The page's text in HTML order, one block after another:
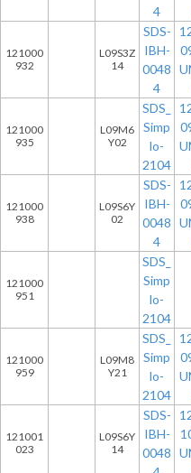
4
121000
932
L09S3Z
14
SDS-
IBH-
0048
4
121000
935
L09M6
Y02
SDS_
Simp
lo-
2104
121000
938
L09S6Y
02
SDS-
IBH-
0048
4
121000
951
SDS_
Simp
lo-
2104
121000
959
L09M8
Y21
SDS_
Simp
lo-
2104
121001
023
L09S6Y
14
SDS-
IBH-
0048